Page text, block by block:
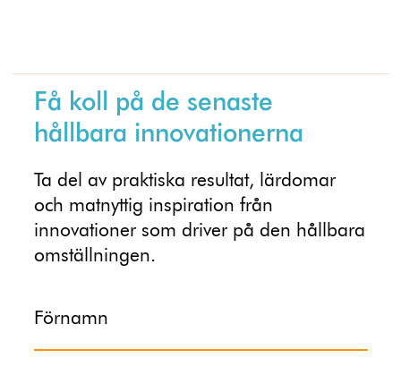
Få koll på de senaste
hållbara innovationerna
Ta del av praktiska resultat, lärdomar
och matnyttig inspiration från
innovationer som driver på den hållbara
omställningen.
Förnamn